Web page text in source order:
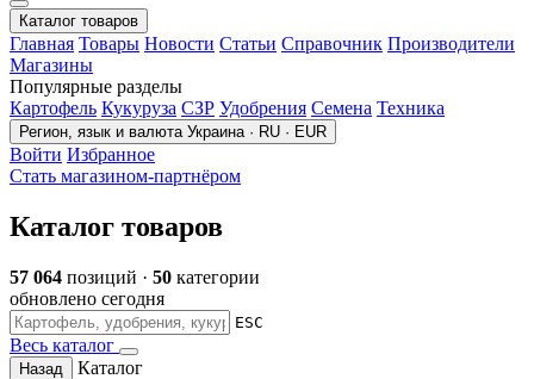
Каталог товаров
Главная Товары Новости Статьи Справочник Производители
Магазины
Популярные разделы
Картофель Кукуруза СЗР Удобрения Семена Техника
Регион, язык и валюта Украина · RU · EUR
Войти Избранное
Стать магазином-партнёром
Каталог товаров
57 064 позиций · 50 категории
обновлено сегодня
ESC
Весь каталог
Назад
Каталог